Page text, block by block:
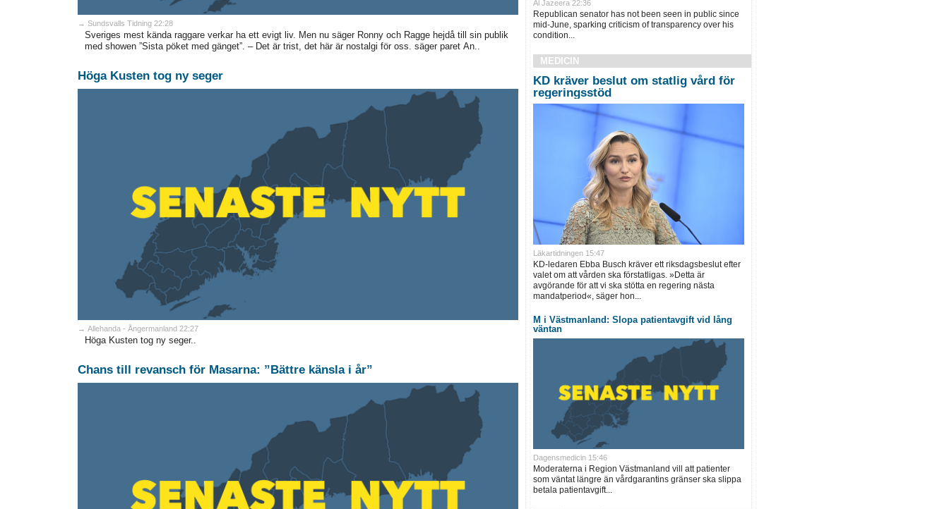
→ Sundsvalls Tidning 22:28
Sveriges mest kända raggare verkar ha ett evigt liv. Men nu säger Ronny och Ragge hejdå till sin publik
med showen ”Sista pöket med gänget”. – Det är trist, det här är nostalgi för oss. säger paret An..
Höga Kusten tog ny seger
→ Allehanda - Ångermanland 22:27
Höga Kusten tog ny seger..
Chans till revansch för Masarna: ”Bättre känsla i år”
Al Jazeera 22:36
Republican senator has not been seen in public since
mid-June, sparking criticism of transparency over his
condition...
MEDICIN
KD kräver beslut om statlig vård för
regeringsstöd
Läkartidningen 15:47
KD-ledaren Ebba Busch kräver ett riksdagsbeslut efter
valet om att vården ska förstatligas. »Detta är
avgörande för att vi ska stötta en regering nästa
mandatperiod«, säger hon...
M i Västmanland: Slopa patientavgift vid lång
väntan
Dagensmedicin 15:46
Moderaterna i Region Västmanland vill att patienter
som väntat längre än vårdgarantins gränser ska slippa
betala patientavgift...